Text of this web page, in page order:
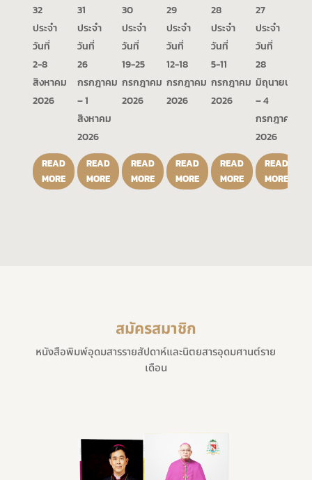
32
ประจำ
วันที่
2-8
สิงหาคม
2026
READ
MORE
31
ประจำ
วันที่
26
กรกฎาคม
– 1
สิงหาคม
2026
READ
MORE
30
ประจำ
วันที่
19-25
กรกฎาคม
2026
READ
MORE
29
ประจำ
วันที่
12-18
กรกฎาคม
2026
READ
MORE
28
ประจำ
วันที่
5-11
กรกฎาคม
2026
READ
MORE
27
ประจำ
วันที่
28
มิถุนายน
– 4
กรกฎาคม
2026
READ
MORE
สมัครสมาชิก
หนังสือพิมพ์อุดมสารรายสัปดาห์และนิตยสารอุดมศานต์ราย
เดือน